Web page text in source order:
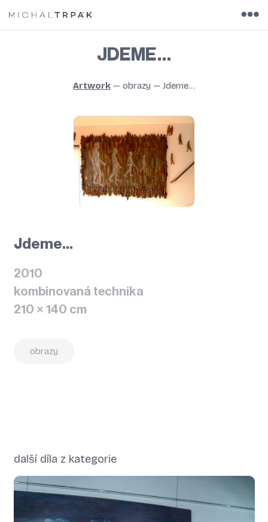
JDEME…
Artwork — obrazy — Jdeme…
Jdeme…
2010
kombinovaná technika
210 × 140 cm
obrazy
další díla z kategorie